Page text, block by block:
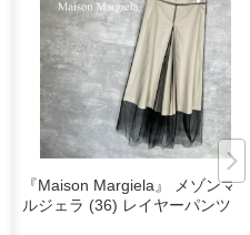
『Maison Margiela』 メゾンマ
ルジェラ (36) レイヤーパンツ